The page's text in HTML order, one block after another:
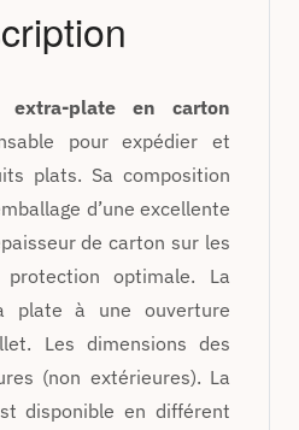
extra-plate en carton
pour expédier et
plats. Sa composition
d’une excellente
de carton sur les
optimale. La
plate à une ouverture
Les dimensions des
(non extérieures). La
disponible en différent